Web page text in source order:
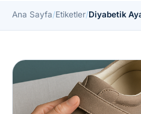
Ana Sayfa/Etiketler/Diyabetik